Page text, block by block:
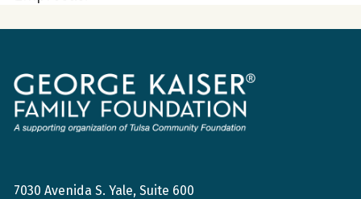
Fundación
de
la
Familia
7030 Avenida S. Yale, Suite 600